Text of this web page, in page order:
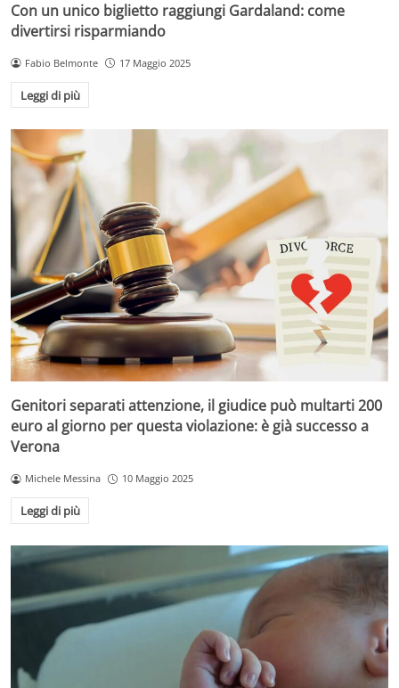
Con un unico biglietto raggiungi Gardaland: come
divertirsi risparmiando
Fabio Belmonte 17 Maggio 2025
Leggi di più
Genitori separati attenzione, il giudice può multarti 200
euro al giorno per questa violazione: è già successo a
Verona
Michele Messina 10 Maggio 2025
Leggi di più